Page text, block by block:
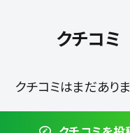
クチコミ
クチコミはまだあり